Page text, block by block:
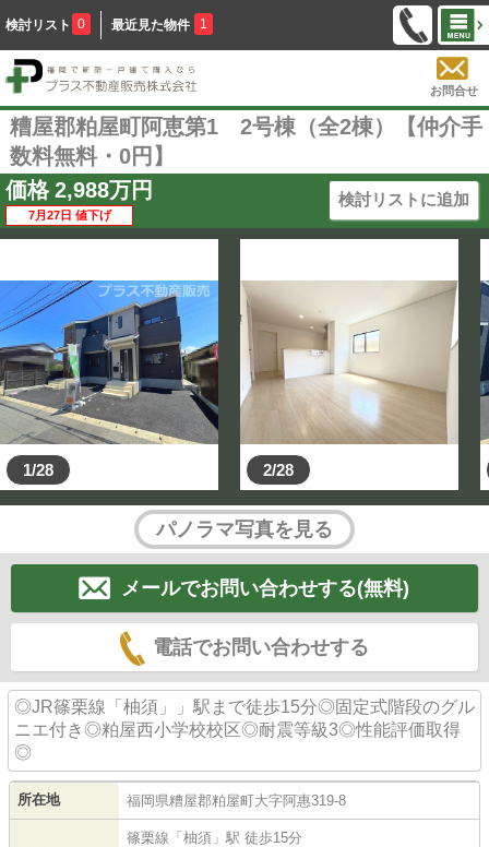
検討リスト 0 最近見た物件 1
お問合せ
糟屋郡粕屋町阿恵第1 2号棟（全2棟）【仲介手
数料無料・0円】
価格 2,988万円
7月27日 値下げ
検討リストに追加
1/28 2/28
パノラマ写真を見る
メールでお問い合わせする(無料)
電話でお問い合わせする
◎JR篠栗線「柚須」」駅まで徒歩15分◎固定式階段のグル
ニエ付き◎粕屋西小学校校区◎耐震等級3◎性能評価取得
◎
所在地 福岡県糟屋郡粕屋町大字阿惠319-8
篠栗線 「 柚須 」駅 徒歩15分